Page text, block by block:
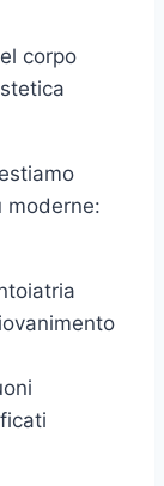
corpo
moderne: